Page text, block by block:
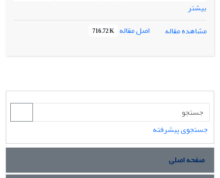
استنباطی استفاده شده است. بر اساس نتایج تحقیق، میزان
مدل رگرسیونی نیز برازندگی لازم را دارا می‌باشد. اما مقادیر تأثیر
شخصیتی به میزان 0.21 بر مشارکت اجتماعی تأثیر گذار است. پس
از چهار فرضیه دو مورد تأیید و دو مورد رد می‌شود. همچنین دو
بیشتر
مشاهده مقاله
اصل مقاله 716.72 K
جستجوی پیشرفته
صفحه اصلی